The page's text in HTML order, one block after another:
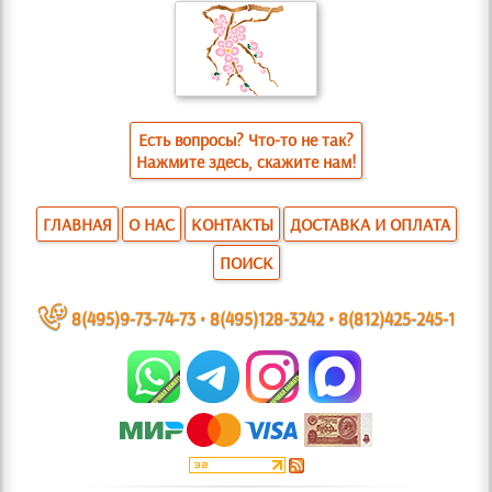
Есть вопросы? Что-то не так?
Нажмите здесь, скажите нам!
ГЛАВНАЯ О НАС КОНТАКТЫ
ДОСТАВКА И ОПЛАТА
ПОИСК
~ 8(495)9-73-74-73•8(495)128-3242•8(812)425-245-1